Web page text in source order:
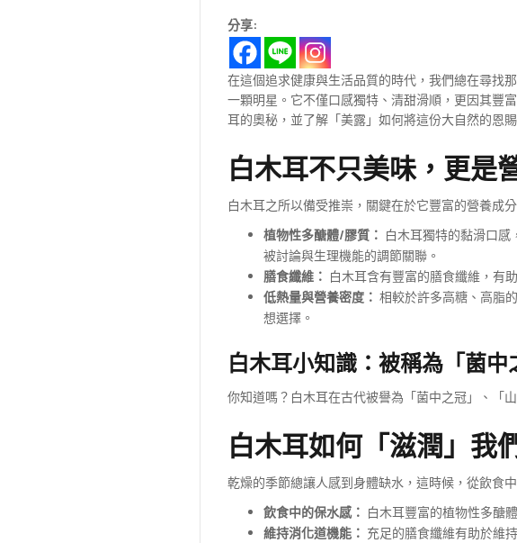
分享:
在這個追求健康與生活品質的時代，我們總在尋找
一顆明星。它不僅口感獨特、清甜滑順，更因其豐
耳的奧秘，並了解「美露」如何將這份大自然的恩
白木耳不只美味，更是
白木耳之所以備受推崇，關鍵在於它豐富的營養成
植物性多醣體/膠質： 白木耳獨特的黏滑口
被討論與生理機能的調節關聯。
膳食纖維： 白木耳含有豐富的膳食纖維，有
低熱量與營養密度： 相較於許多高糖、高脂
想選擇。
白木耳小知識：被稱為「菌中
你知道嗎？白木耳在古代被譽為「菌中之冠」、「
白木耳如何「滋潤」我
乾燥的季節總讓人感到身體缺水，這時候，從飲食
飲食中的保水感： 白木耳豐富的植物性多醣
維持消化道機能： 充足的膳食纖維有助於維